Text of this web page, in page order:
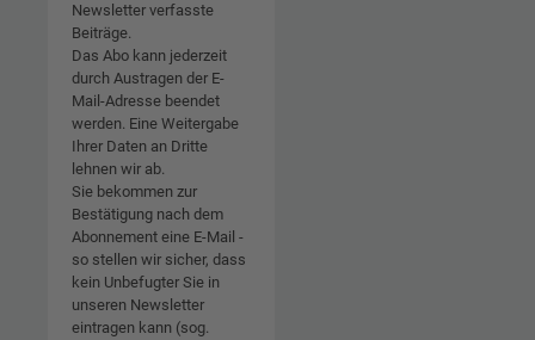
Newsletter verfasste
Beiträge.
Das Abo kann jederzeit
durch Austragen der E-
Mail-Adresse beendet
werden. Eine Weitergabe
Ihrer Daten an Dritte
lehnen wir ab.
Sie bekommen zur
Bestätigung nach dem
Abonnement eine E-Mail -
so stellen wir sicher, dass
kein Unbefugter Sie in
unseren Newsletter
eintragen kann (sog.